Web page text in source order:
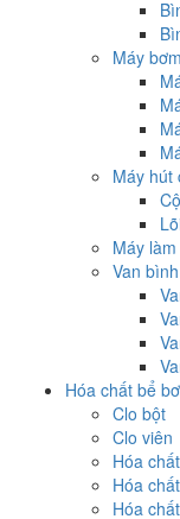
Máy
Máy hút
Máy
Van
Hóa chất bể
Clo bột
Clo viên
Hóa
Hóa
Hóa